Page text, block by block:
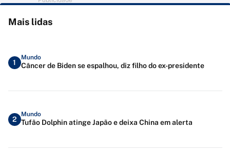
Mais lidas
1
Mundo
Câncer de Biden se espalhou, diz filho do ex-presidente
2
Mundo
Tufão Dolphin atinge Japão e deixa China em alerta